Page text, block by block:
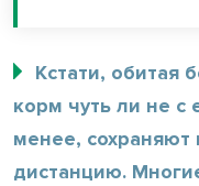
Кстати, обитая
корм чуть ли не с
менее, сохраняют
дистанцию.